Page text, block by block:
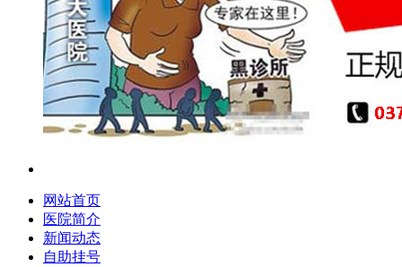
网站首页
医院简介
新闻动态
自助挂号